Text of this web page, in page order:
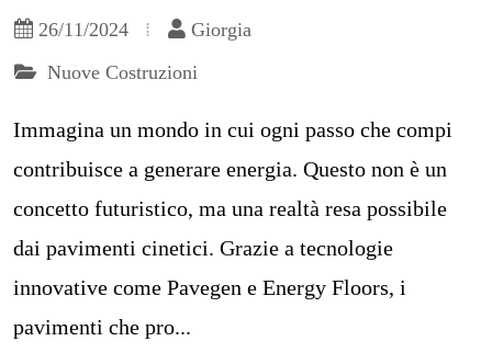
26/11/2024
Giorgia
Nuove Costruzioni
Immagina un mondo in cui ogni passo che compi
contribuisce a generare energia. Questo non è un
concetto futuristico, ma una realtà resa possibile
dai pavimenti cinetici. Grazie a tecnologie
innovative come Pavegen e Energy Floors, i
pavimenti che pro...